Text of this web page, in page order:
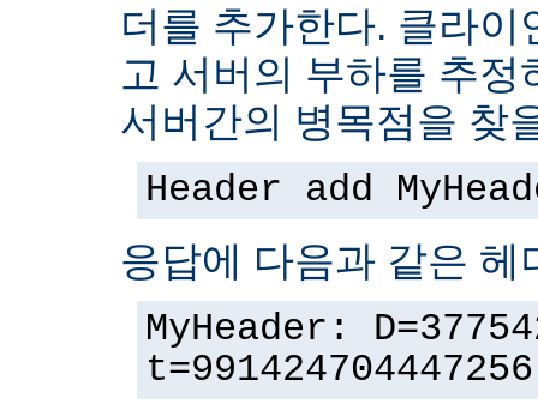
더를 추가한다. 클라
고 서버의 부하를 추
서버간의 병목점을 찾
Header add
응답에 다음과 같은 헤
MyHeader:
t=991424704447256